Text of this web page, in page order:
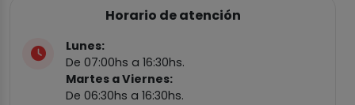
Horario de atención
Lunes:
De 07:00hs a 16:30hs.
Martes a Viernes:
De 06:30hs a 16:30hs.